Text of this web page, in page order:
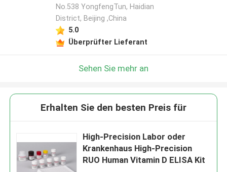
No.538 YongfengTun, Haidian
District, Beijing ,China
5.0
Überprüfter Lieferant
Sehen Sie mehr an
Erhalten Sie den besten Preis für
High-Precision Labor oder
Krankenhaus High-Precision
RUO Human Vitamin D ELISA Kit